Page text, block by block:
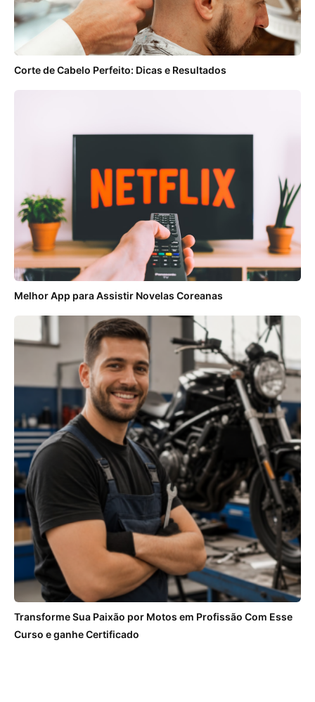
Corte de Cabelo Perfeito: Dicas e Resultados
Melhor App para Assistir Novelas Coreanas
Transforme Sua Paixão por Motos em Profissão Com Esse
Curso e ganhe Certificado